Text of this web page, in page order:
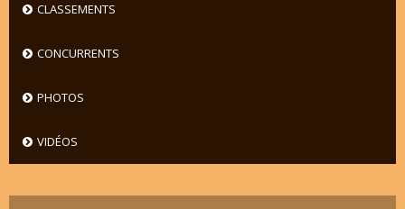
CLASSEMENTS
CONCURRENTS
PHOTOS
VIDÉOS